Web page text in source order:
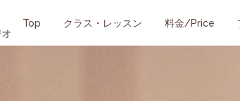
Top クラス・レッスン 料金/Price